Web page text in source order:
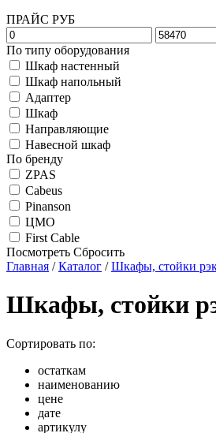
ПРАЙС РУБ
По типу оборудования
Шкаф настенный
Шкаф напольный
Адаптер
Шкаф
Направляющие
Навесной шкаф
По бренду
ZPAS
Cabeus
Pinanson
ЦМО
First Cable
Посмотреть Сбросить
Главная /Каталог /Шкафы, стойки
Шкафы, стойки
Сортировать по:
остаткам
наименованию
цене
дате
артикулу